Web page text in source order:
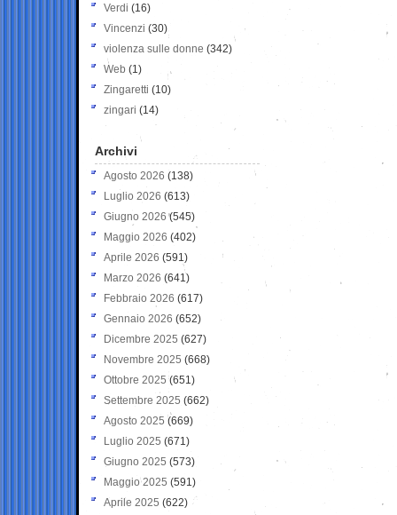
Verdi (16)
Vincenzi (30)
violenza sulle donne (342)
Web (1)
Zingaretti (10)
zingari (14)
Archivi
Agosto 2026 (138)
Luglio 2026 (613)
Giugno 2026 (545)
Maggio 2026 (402)
Aprile 2026 (591)
Marzo 2026 (641)
Febbraio 2026 (617)
Gennaio 2026 (652)
Dicembre 2025 (627)
Novembre 2025 (668)
Ottobre 2025 (651)
Settembre 2025 (662)
Agosto 2025 (669)
Luglio 2025 (671)
Giugno 2025 (573)
Maggio 2025 (591)
Aprile 2025 (622)